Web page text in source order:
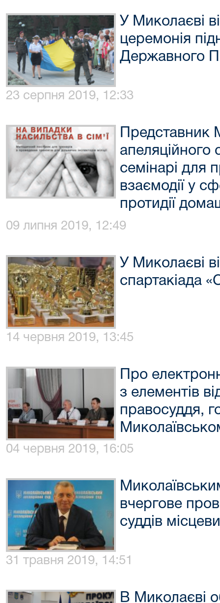
У Миколаєві
церемонія
Державного
23 серпня 2019, 12:33
Представник
апеляційного
семінарі для
взаємодії у
протидії
09 липня 2019, 12:49
У Миколаєві
спартакіада
14 червня 2019, 13:45
Про
з елементів
правосуддя,
04 червня 2019, 16:05
вчергове
суддів
31 травня 2019, 14:51
В Миколаєві